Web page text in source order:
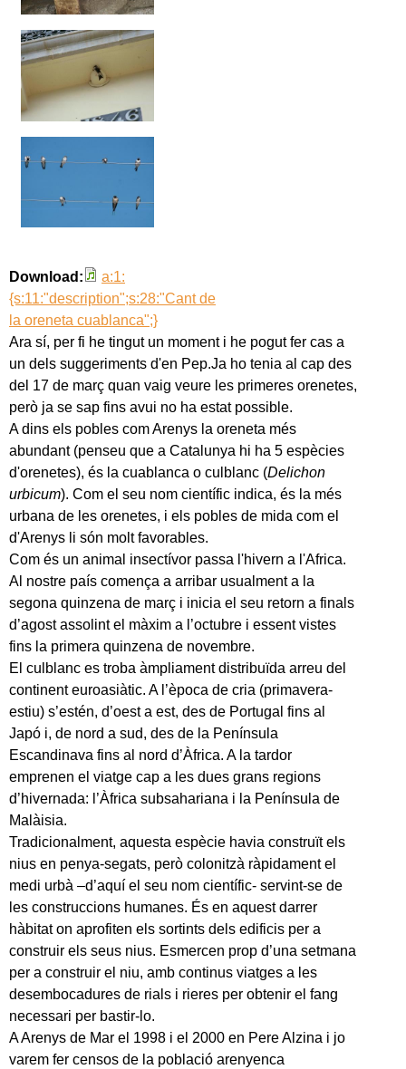
Download:
a:1:
{s:11:"description";s:28:"Cant de
la oreneta cuablanca";}
Ara sí, per fi he tingut un moment i he pogut fer cas a
un dels suggeriments d'en Pep.Ja ho tenia al cap des
del 17 de març quan vaig veure les primeres orenetes,
però ja se sap fins avui no ha estat possible.
A dins els pobles com Arenys la oreneta més
abundant (penseu que a Catalunya hi ha 5 espècies
d'orenetes), és la cuablanca o culblanc (Delichon
urbicum). Com el seu nom científic indica, és la més
urbana de les orenetes, i els pobles de mida com el
d'Arenys li són molt favorables.
Com és un animal insectívor passa l'hivern a l'Africa.
Al nostre país comença a arribar usualment a la
segona quinzena de març i inicia el seu retorn a finals
d’agost assolint el màxim a l’octubre i essent vistes
fins la primera quinzena de novembre.
El culblanc es troba àmpliament distribuïda arreu del
continent euroasiàtic. A l’època de cria (primavera-
estiu) s’estén, d’oest a est, des de Portugal fins al
Japó i, de nord a sud, des de la Península
Escandinava fins al nord d’Àfrica. A la tardor
emprenen el viatge cap a les dues grans regions
d’hivernada: l’Àfrica subsahariana i la Península de
Malàisia.
Tradicionalment, aquesta espècie havia construït els
nius en penya-segats, però colonitzà ràpidament el
medi urbà –d’aquí el seu nom científic- servint-se de
les construccions humanes. És en aquest darrer
hàbitat on aprofiten els sortints dels edificis per a
construir els seus nius. Esmercen prop d’una setmana
per a construir el niu, amb continus viatges a les
desembocadures de rials i rieres per obtenir el fang
necessari per bastir-lo.
A Arenys de Mar el 1998 i el 2000 en Pere Alzina i jo
varem fer censos de la població arenyenca